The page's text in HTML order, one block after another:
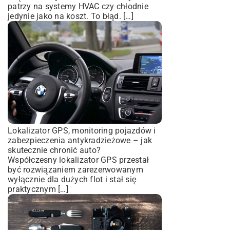
patrzy na systemy HVAC czy chłodnie
jedynie jako na koszt. To błąd. […]
Lokalizator GPS, monitoring pojazdów i
zabezpieczenia antykradzieżowe – jak
skutecznie chronić auto?
Współczesny lokalizator GPS przestał
być rozwiązaniem zarezerwowanym
wyłącznie dla dużych flot i stał się
praktycznym […]